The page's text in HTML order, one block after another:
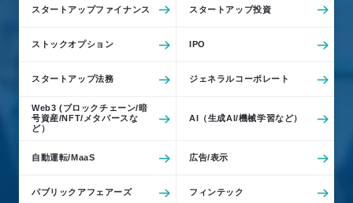
事
例
Z
L
o
M
m
b
スタートアップファイナンス スタートアップ投資
ストックオプション IPO
スタートアップ法務 ジェネラルコーポレート
Web3 (ブロックチェーン/暗
号資産/NFT/メタバースな
ど）
AI（生成AI/機械学習など）
自動運転/MaaS 広告/表示
パブリックアフェアーズ フィンテック